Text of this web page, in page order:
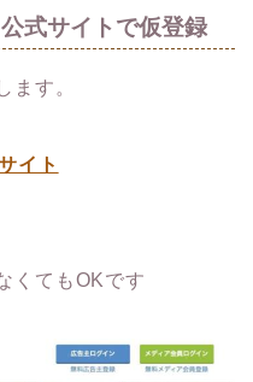
式サイトで仮登録
ます。
イト
くてもOKです